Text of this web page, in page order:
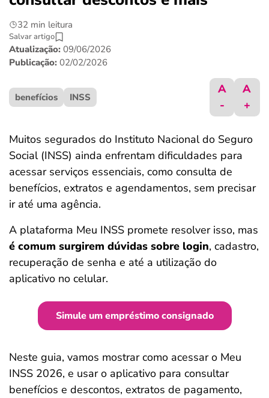
últimas notícias
ferramentas
32 min leitura
Salvar artigo
Atualização: 09/06/2026
Publicação: 02/02/2026
benefícios INSS
A
-
A
+
Muitos segurados do Instituto Nacional do Seguro
Social (INSS) ainda enfrentam dificuldades para
acessar serviços essenciais, como consulta de
benefícios, extratos e agendamentos, sem precisar
ir até uma agência.
A plataforma Meu INSS promete resolver isso, mas
é comum surgirem dúvidas sobre login, cadastro,
recuperação de senha e até a utilização do
aplicativo no celular.
Simule um empréstimo consignado
Neste guia, vamos mostrar como acessar o Meu
INSS 2026, e usar o aplicativo para consultar
benefícios e descontos, extratos de pagamento,